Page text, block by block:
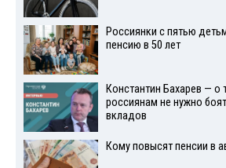
Россиянки с пятью
пенсию в 50 лет
Константин Бахарев — о
россиянам не нужно
вкладов
Кому повысят пенсии в